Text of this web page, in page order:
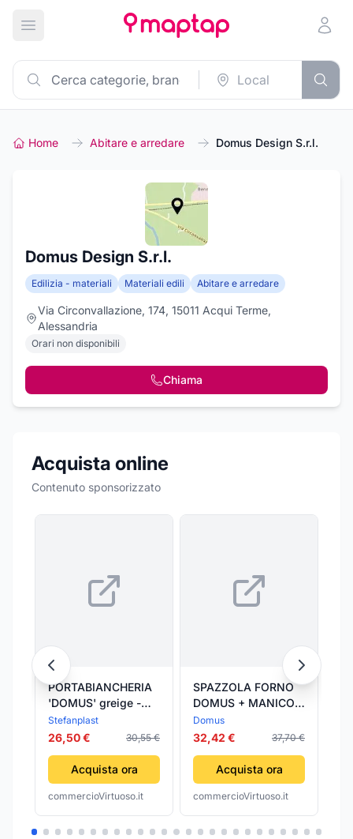
Apri menu principale
Home Abitare e arredare Domus Design S.r.l.
Domus Design S.r.l.
Edilizia - materiali Materiali edili Abitare e arredare
Via Circonvallazione, 174, 15011 Acqui Terme,
Alessandria
Orari non disponibili
Chiama
Acquista online
Contenuto sponsorizzato
PORTABIANCHERIA
'DOMUS' greige -
STEFANPLAST
Stefanplast
26,50 € 30,55 €
Acquista ora
commercioVirtuoso.it
SPAZZOLA FORNO
DOMUS + MANICO
DOMUS
OTTONE/LEGNO CM
Domus
32,42 € 37,70 €
Acquista ora
commercioVirtuoso.it